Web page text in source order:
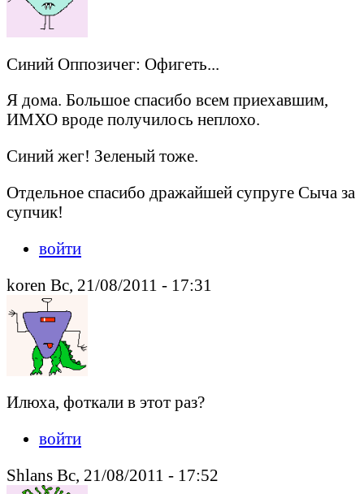
Синий Оппозичег: Офигеть...
Я дома. Большое спасибо всем приехавшим,
ИМХО вроде получилось неплохо.
Синий жег! Зеленый тоже.
Отдельное спасибо дражайшей супруге Сыча за
супчик!
войти
koren Вс, 21/08/2011 - 17:31
Илюха, фоткали в этот раз?
войти
Shlans Вс, 21/08/2011 - 17:52